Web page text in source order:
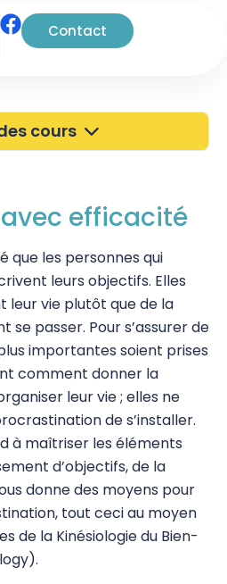
Contact
cours
Stress Release
Workshop
efficacité
que les personnes qui
leurs objectifs. Elles
leur vie plutôt que de la
se passer. Pour s’assurer de
importantes soient prises
comment donner la
leur vie ; elles ne
de s’installer.
à maîtriser les éléments
d’objectifs, de la
donne des moyens pour
tout ceci au moyen
de la Kinésiologie du Bien-